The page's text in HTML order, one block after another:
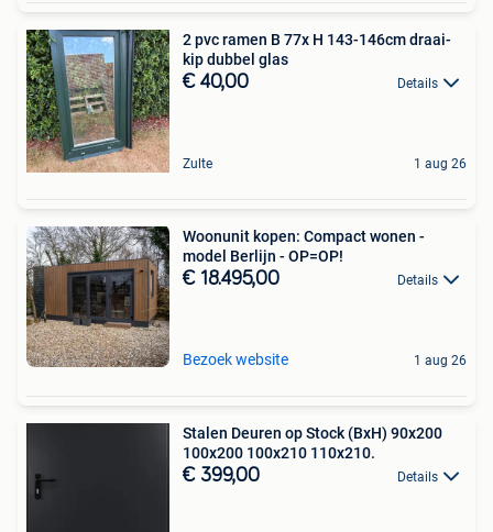
2 pvc ramen B 77x H 143-146cm draai-
kip dubbel glas
€ 40,00 Details
Zulte 1 aug 26
Woonunit kopen: Compact wonen -
model Berlijn - OP=OP!
€ 18.495,00 Details
Bezoek website 1 aug 26
Stalen Deuren op Stock (BxH) 90x200
100x200 100x210 110x210.
€ 399,00 Details